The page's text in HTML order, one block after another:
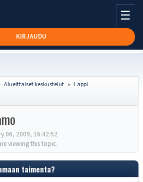
KIRJAUDU
☰
Alueittaiset keskustelut ► Lappi
06, 2009, 16:42:52
viewing this topic.
taimenta?